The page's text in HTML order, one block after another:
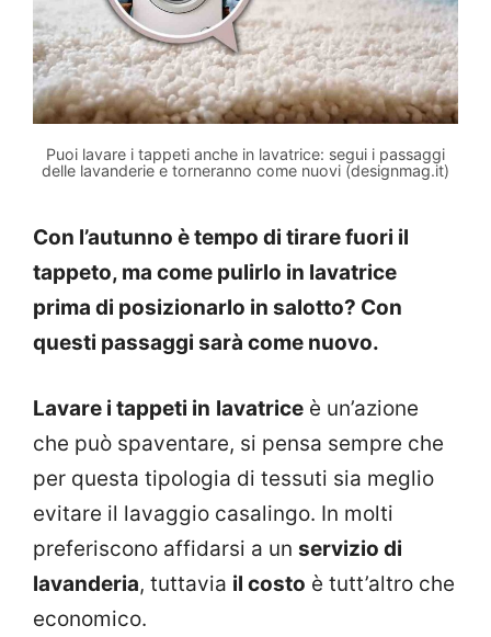
Puoi lavare i tappeti anche in lavatrice: segui i passaggi
delle lavanderie e torneranno come nuovi (designmag.it)
Con l’autunno è tempo di tirare fuori il
tappeto, ma come pulirlo in lavatrice
prima di posizionarlo in salotto? Con
questi passaggi sarà come nuovo.
Lavare i tappeti in lavatrice è un’azione
che può spaventare, si pensa sempre che
per questa tipologia di tessuti sia meglio
evitare il lavaggio casalingo. In molti
preferiscono affidarsi a un servizio di
lavanderia, tuttavia il costo è tutt’altro che
economico.